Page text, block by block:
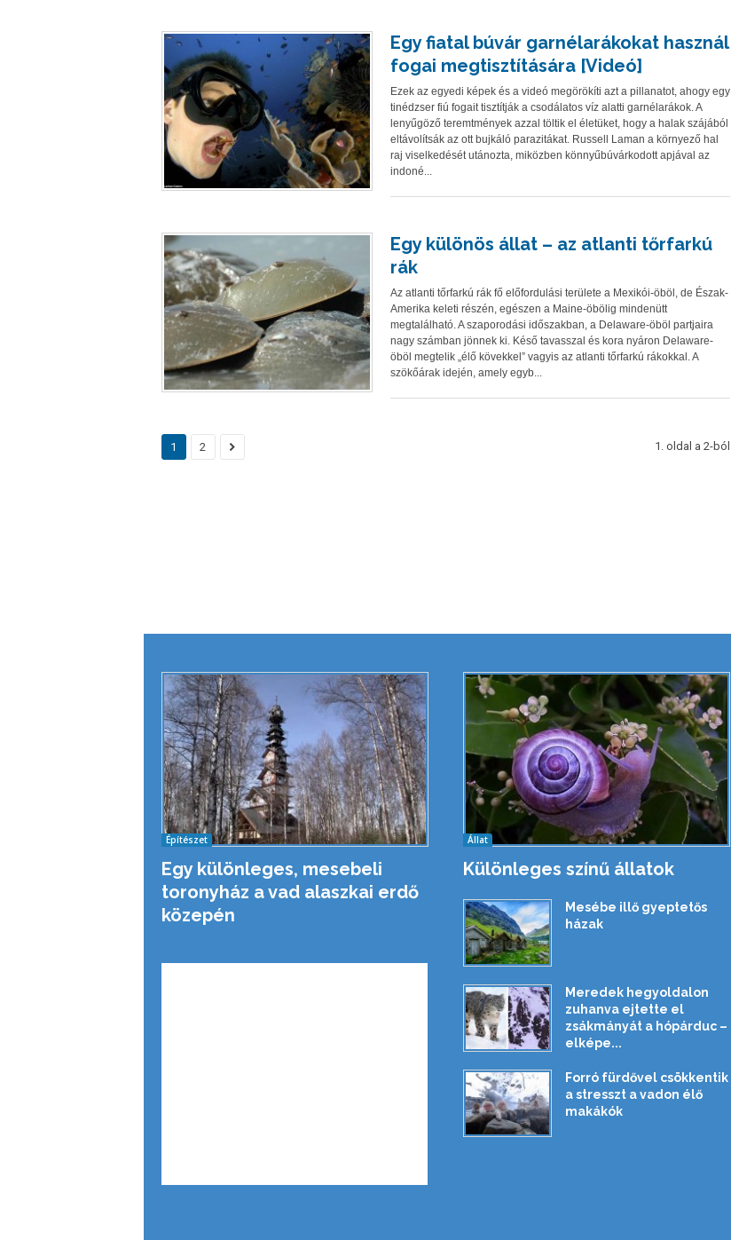
Egy fiatal búvár garnélarákokat használ
fogai megtisztítására [Videó]
Ezek az egyedi képek és a videó megörökíti azt a pillanatot, ahogy egy
tinédzser fiú fogait tisztítják a csodálatos víz alatti garnélarákok. A
lenyűgöző teremtmények azzal töltik el életüket, hogy a halak szájából
eltávolítsák az ott bujkáló parazitákat. Russell Laman a környező hal
raj viselkedését utánozta, miközben könnyűbúvárkodott apjával az
indoné...
Egy különös állat – az atlanti tőrfarkú
rák
Az atlanti tőrfarkú rák fő előfordulási területe a Mexikói-öböl, de Észak-
Amerika keleti részén, egészen a Maine-öbölig mindenütt
megtalálható. A szaporodási időszakban, a Delaware-öböl partjaira
nagy számban jönnek ki. Késő tavasszal és kora nyáron Delaware-
öböl megtelik „élő kövekkel” vagyis az atlanti tőrfarkú rákokkal. A
szökőárak idején, amely egyb...
1 2 1. oldal a 2-ból
Építészet
Egy különleges, mesebeli
toronyház a vad alaszkai erdő
közepén
Állat
Különleges színű állatok
Mesébe illő gyeptetős
házak
Meredek hegyoldalon
zuhanva ejtette el
zsákmányát a hópárduc –
elképe...
Forró fürdővel csökkentik
a stresszt a vadon élő
makákók